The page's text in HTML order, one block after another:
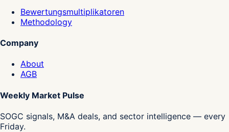
Bewertungsmultiplikatoren
Methodology
Company
About
AGB
Weekly Market Pulse
SOGC signals, M&A deals, and sector intelligence — every
Friday.